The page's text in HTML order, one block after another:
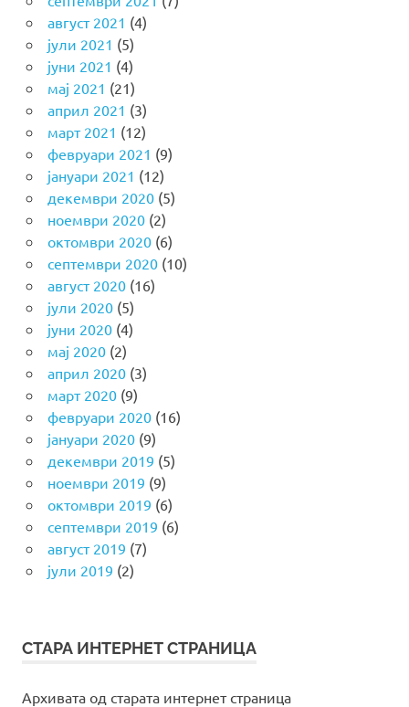
август 2021 (4)
јули 2021 (5)
јуни 2021 (4)
мај 2021 (21)
април 2021 (3)
март 2021 (12)
февруари 2021 (9)
јануари 2021 (12)
декември 2020(5)
ноември 2020(2)
октомври 2020(6)
септември 2020(10)
август 2020(16)
јули 2020(5)
јуни 2020(4)
мај 2020(2)
април 2020(3)
март 2020(9)
февруари 2020(16)
јануари 2020(9)
декември 2019 (5)
ноември 2019 (9)
октомври 2019 (6)
септември 2019 (6)
август 2019 (7)
јули 2019 (2)
СТАРА ИНТЕРНЕТ СТРАНИЦА
Архивата од старата интернет страница